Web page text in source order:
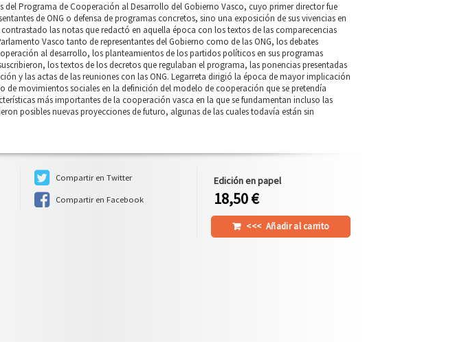
del Programa de Cooperación al Desarrollo del Gobierno Vasco, cuyo primer director fue
de ONG o defensa de programas concretos, sino una exposición de sus vivencias en
las notas que redactó en aquella época con los textos de las comparecencias
Vasco tanto de representantes del Gobierno como de las ONG, los debates
al desarrollo, los planteamientos de los partidos políticos en sus programas
los textos de los decretos que regulaban el programa, las ponencias presentadas
y las actas de las reuniones con las ONG. Legarreta dirigió la época de mayor implicación
de movimientos sociales en la definición del modelo de cooperación que se pretendía
más importantes de la cooperación vasca en la que se fundamentan incluso las
posibles nuevas proyecciones de futuro, algunas de las cuales todavía están sin
Compartir en Twitter
Compartir en Facebook
Edición en papel
18,50 €
<<< Añadir al carrito